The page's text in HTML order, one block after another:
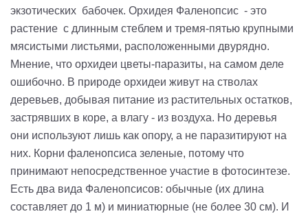
экзотических бабочек. Орхидея Фаленопсис - это
растение с длинным стеблем и тремя-пятью крупными
мясистыми листьями, расположенными двурядно.
Мнение, что орхидеи цветы-паразиты, на самом деле
ошибочно. В природе орхидеи живут на стволах
деревьев, добывая питание из растительных остатков,
застрявших в коре, а влагу - из воздуха. Но деревья
они используют лишь как опору, а не паразитируют на
них. Корни фаленопсиса зеленые, потому что
принимают непосредственное участие в фотосинтезе.
Есть два вида Фаленопсисов: обычные (их длина
составляет до 1 м) и миниатюрные (не более 30 см). И